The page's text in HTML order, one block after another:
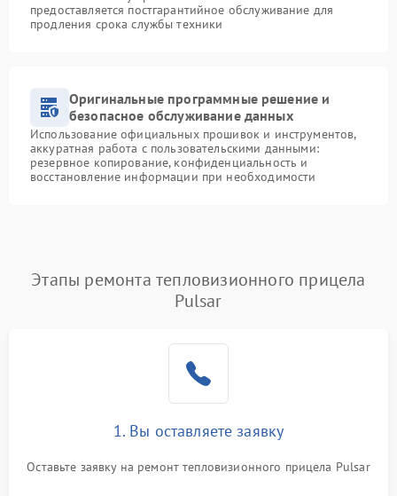
предоставляется постгарантийное обслуживание для
продления срока службы техники
Оригинальные программные решение и
безопасное обслуживание данных
Использование официальных прошивок и инструментов,
аккуратная работа с пользовательскими данными:
резервное копирование, конфиденциальность и
восстановление информации при необходимости
Этапы ремонта тепловизионного прицела
Pulsar
1. Вы оставляете заявку
Оставьте заявку на ремонт тепловизионного прицела Pulsar